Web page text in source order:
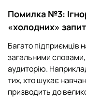
Помилка №3:
«холодних»
Багато підприємців
загальними
аудиторію.
тих, хто шукає
призводить до